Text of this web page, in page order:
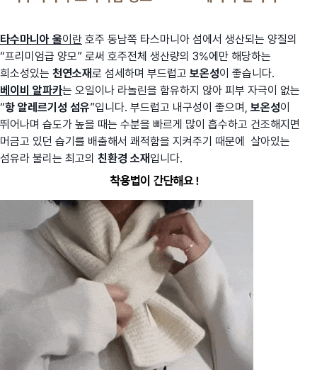
타수마니아 울이란 호주 동남쪽 타스마니아 섬에서 생산되는 양질의
“프리미엄급 양모” 로써 호주전체 생산량의 3%에만 해당하는
희소성있는 천연소재 로 섬세하며 부드럽고 보온성이 좋습니다.
베이비 알파카는 오일이나 라놀린을 함유하지 않아 피부 자극이 없는
“항 알레르기성 섬유”입니다. 부드럽고 내구성이 좋으며, 보온성이
뛰어나며 습도가 높을 때는 수분을 빠르게 많이 흡수하고 건조해지면
머금고 있던 습기를 배출해서 쾌적함을 지켜주기 때문에 살아있는
섬유라 불리는 최고의 친환경 소재 입니다.